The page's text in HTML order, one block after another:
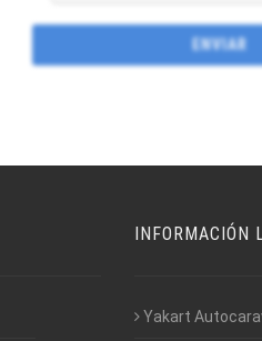
INFORMACIÓN
Yakart